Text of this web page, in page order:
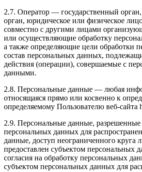
2.7. Оператор — государственный
орган, юридическое или физическое
совместно с другими лицами
или осуществляющие обработку
а также определяющие цели обработки
состав персональных данных,
действия (операции), совершаемые с
данными.
2.8. Персональные данные — любая
относящаяся прямо или косвенно к
определяемому Пользователю веб-сайта
2.9. Персональные данные, разрешенные
персональных данных для
данные, доступ неограниченного круга
предоставлен субъектом персональных
согласия на обработку персональных
субъектом персональных данных для